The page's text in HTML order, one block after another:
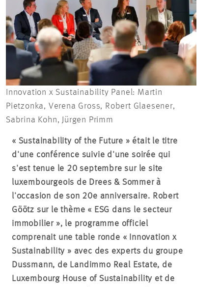
KARRIERE
PROJEKTE
KONTAKT
Innovation x Sustainability Panel: Martin
Pietzonka, Verena Gross, Robert Glaesener,
Sabrina Kohn, Jürgen Primm
« Sustainability of the Future » était le titre
d'une conférence suivie d'une soirée qui
s'est tenue le 20 septembre sur le site
luxembourgeois de Drees & Sommer à
l'occasion de son 20e anniversaire. Robert
Göötz sur le thème « ESG dans le secteur
immobilier », le programme officiel
comprenait une table ronde « Innovation x
Sustainability » avec des experts du groupe
Dussmann, de Landimmo Real Estate, de
Luxembourg House of Sustainability et de